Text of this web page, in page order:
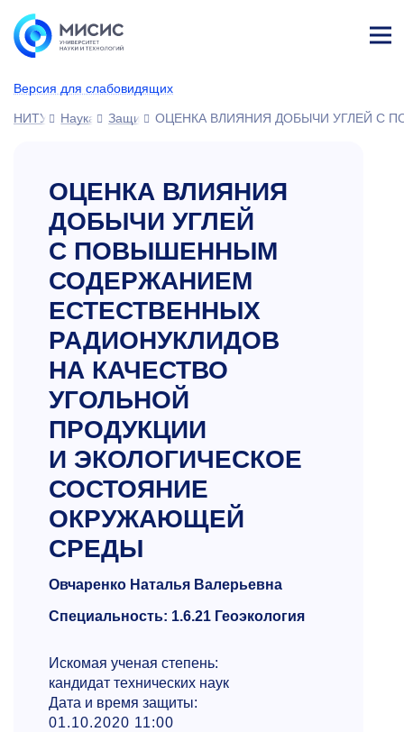
Версия для слабовидящих
ине
НИТУ МИСИС
Наука Защиты диссертаций
ОЦЕНКА ВЛИЯНИЯ ДОБЫЧИ УГЛЕЙ С
ОЦЕНКА ВЛИЯНИЯ
ДОБЫЧИ УГЛЕЙ
С ПОВЫШЕННЫМ
СОДЕРЖАНИЕМ
ЕСТЕСТВЕННЫХ
РАДИОНУКЛИДОВ
НА КАЧЕСТВО
УГОЛЬНОЙ
ПРОДУКЦИИ
И ЭКОЛОГИЧЕСКОЕ
СОСТОЯНИЕ
ОКРУЖАЮЩЕЙ
СРЕДЫ
Овчаренко Наталья Валерьевна
Специальность: 1.6.21 Геоэкология
Искомая ученая степень:
кандидат технических наук
Дата и время защиты:
01.10.2020 11:00